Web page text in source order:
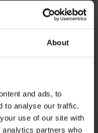
About
and ads, to
to analyse our traffic.
use of our site with
partners who